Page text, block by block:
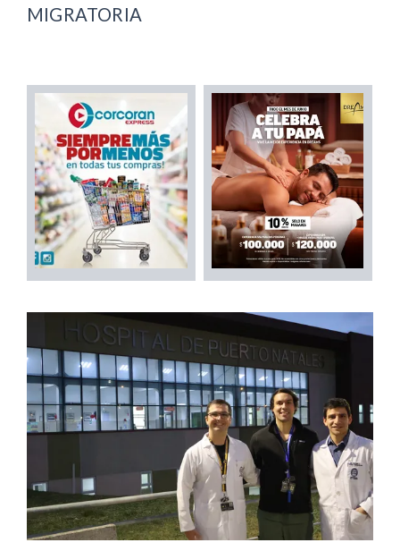
MIGRATORIA